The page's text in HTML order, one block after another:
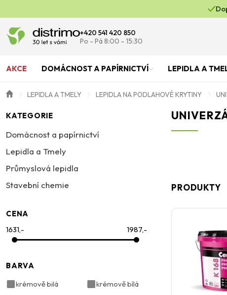
+420 541 420 850
Po - Pá 8:00 - 15:30
AKCE DOMÁCNOST A PAPÍRNICTVÍ LEPIDLA A
LEPIDLA A TMELY LEPIDLA NA PODLAHOVÉ KRYTINY
KATEGORIE
Domácnost a papírnictví
Lepidla a Tmely
Průmyslová lepidla
Stavební chemie
CENA
1631,-
1987,-
BARVA
krémově bilá
krémově bílá
PRODUKTY